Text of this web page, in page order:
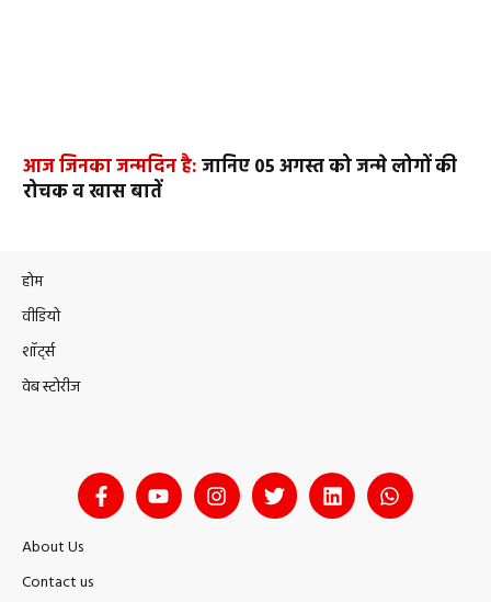
आज जिनका जन्मदिन है:जानिए 05 अगस्त को जन्मे लोगों की
रोचक व खास बातें
होम
वीडियो
शॉर्ट्स
वेब स्टोरीज
About Us
Contact us